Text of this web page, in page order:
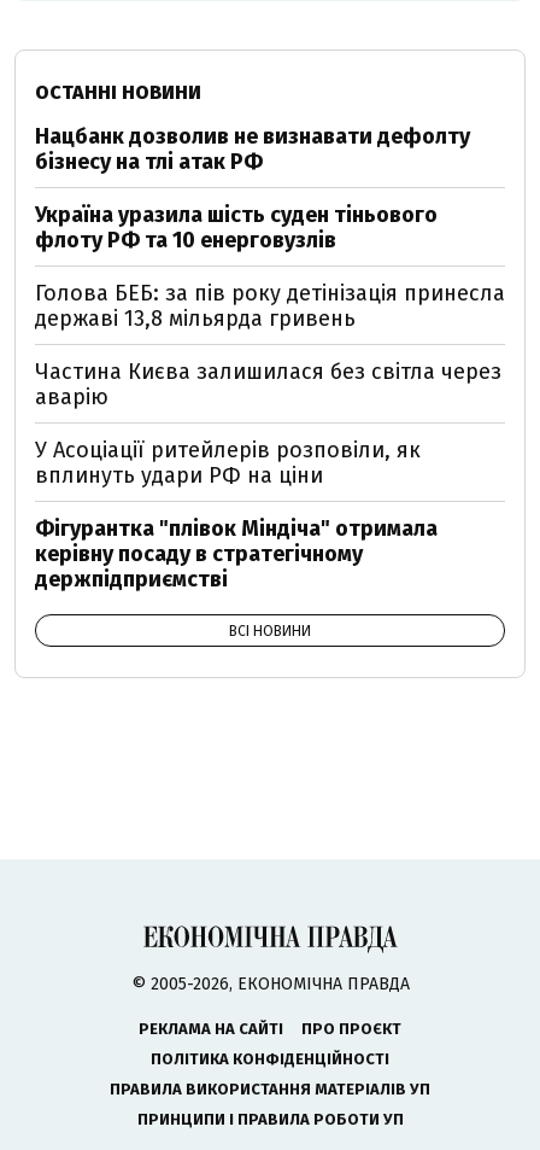
ОСТАННІ НОВИНИ
Нацбанк дозволив не визнавати дефолту
бізнесу на тлі атак РФ
Україна уразила шість суден тіньового
флоту РФ та 10 енерговузлів
Голова БЕБ: за пів року детінізація принесла
державі 13,8 мільярда гривень
Частина Києва залишилася без світла через
аварію
У Асоціації ритейлерів розповіли, як
вплинуть удари РФ на ціни
Фігурантка "плівок Міндіча" отримала
керівну посаду в стратегічному
держпідприємстві
ВСІ НОВИНИ
© 2005-2026, ЕКОНОМІЧНА ПРАВДА
РЕКЛАМА НА САЙТІ
ПРО ПРОЄКТ
ПОЛІТИКА КОНФІДЕНЦІЙНОСТІ
ПРАВИЛА ВИКОРИСТАННЯ МАТЕРІАЛІВ УП
ПРИНЦИПИ І ПРАВИЛА РОБОТИ УП